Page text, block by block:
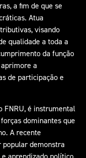
a fim de que se
Atua
visando
qualidade a toda a
da função
a
de participação e
FNRU, é instrumental
dominantes que
A recente
demonstra